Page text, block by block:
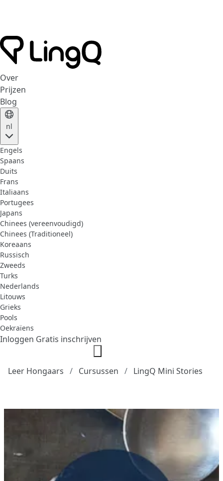
Over
Prijzen
Blog
nl
Engels
Spaans
Duits
Frans
Italiaans
Portugees
Japans
Chinees (vereenvoudigd)
Chinees (Traditioneel)
Koreaans
Russisch
Zweeds
Turks
Nederlands
Litouws
Grieks
Pools
Oekraïens
Inloggen Gratis inschrijven
Leer Hongaars Cursussen LingQ Mini Stories